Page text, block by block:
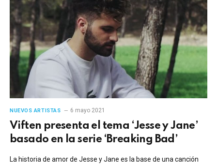
NUEVOS ARTISTAS 6 mayo 2021
Viften presenta el tema ‘Jesse y Jane’
basado en la serie ‘Breaking Bad’
La historia de amor de Jesse y Jane es la base de una canción